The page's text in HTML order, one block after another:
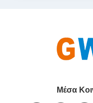
Μέσα